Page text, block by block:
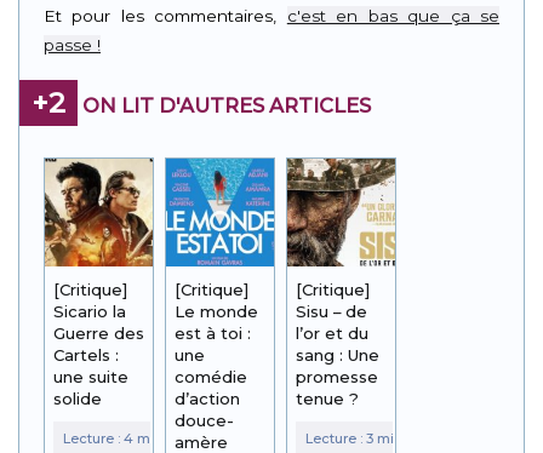
Et pour les commentaires, c'est en bas que ça se
passe !
+2 ON LIT D'AUTRES ARTICLES
[Critique]
Sicario la
Guerre des
Cartels :
une suite
solide
[Critique]
Le monde
est à toi :
une
comédie
d’action
douce-
amère
[Critique]
Sisu – de
l’or et du
sang : Une
promesse
tenue ?